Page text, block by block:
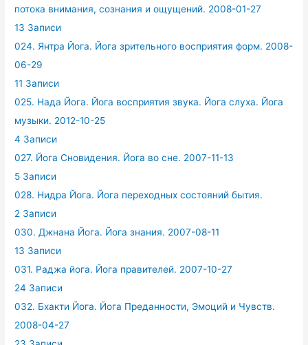
потока внимания, сознания и ощущений. 2008-01-27
13 Записи
024. Янтра Йога. Йога зрительного восприятия форм. 2008-
06-29
11 Записи
025. Нада Йога. Йога восприятия звука. Йога слуха. Йога
музыки. 2012-10-25
4 Записи
027. Йога Сновидения. Йога во сне. 2007-11-13
5 Записи
028. Нидра Йога. Йога переходных состояний бытия.
2 Записи
030. Джнана Йога. Йога знания. 2007-08-11
13 Записи
031. Раджа йога. Йога правителей. 2007-10-27
24 Записи
032. Бхакти Йога. Йога Преданности, Эмоций и Чувств.
2008-04-27